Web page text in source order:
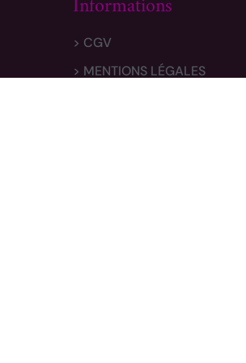
> CGV
> MENTIONS LÉGALES